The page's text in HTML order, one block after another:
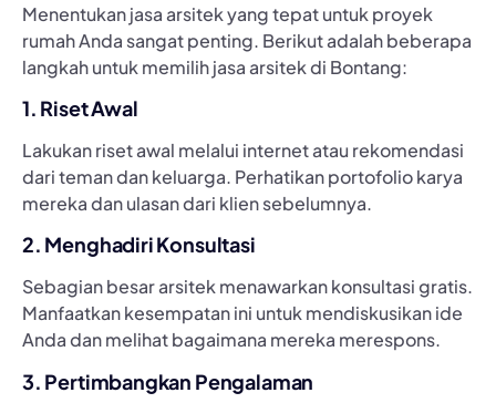
Menentukan jasa arsitek yang tepat untuk proyek
rumah Anda sangat penting. Berikut adalah beberapa
langkah untuk memilih jasa arsitek di Bontang:
1. Riset Awal
Lakukan riset awal melalui internet atau rekomendasi
dari teman dan keluarga. Perhatikan portofolio karya
mereka dan ulasan dari klien sebelumnya.
2. Menghadiri Konsultasi
Sebagian besar arsitek menawarkan konsultasi gratis.
Manfaatkan kesempatan ini untuk mendiskusikan ide
Anda dan melihat bagaimana mereka merespons.
3. Pertimbangkan Pengalaman